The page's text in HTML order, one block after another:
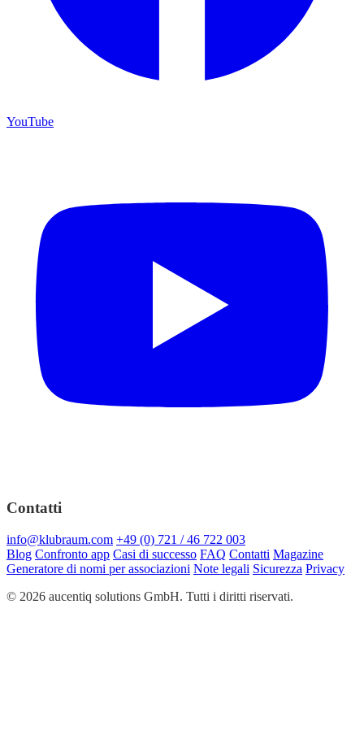
YouTube
Contatti
info@klubraum.com +49 (0) 721 / 46 722 003
Blog Confronto app Casi di successo FAQ Contatti Magazine
Generatore di nomi per associazioni Note legali Sicurezza Privacy
© 2026 aucentiq solutions GmbH. Tutti i diritti riservati.